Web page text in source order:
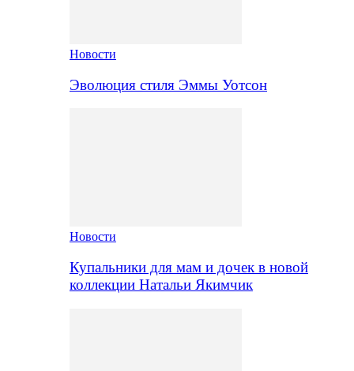
Новости
Эволюция стиля Эммы Уотсон
Новости
Купальники для мам и дочек в новой
коллекции Натальи Якимчик